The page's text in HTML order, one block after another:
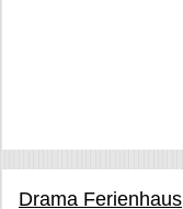
Drama Ferienhaus